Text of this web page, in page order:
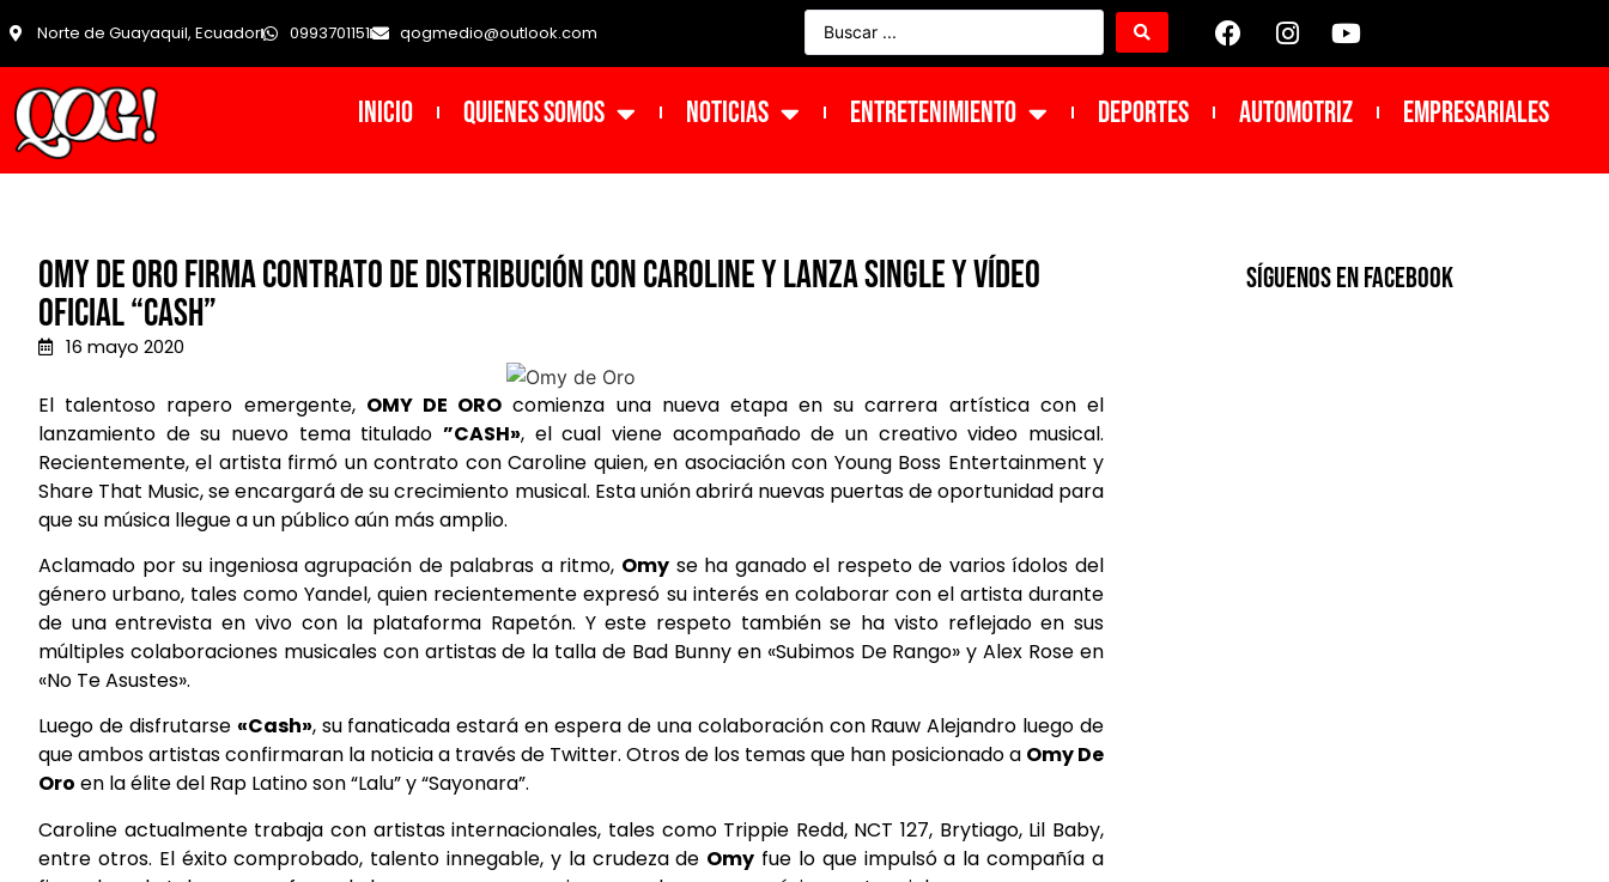
Norte de Guayaquil, Ecuador 0993701151 qogmedio@outlook.com
INICIO Quienes Somos NOTICIAS ENTRETENIMIENTO DEPORTES Automotriz Empresariales
OMY DE ORO firma contrato de distribución con Caroline y lanza single y vídeo
oficial “CASH”
16 mayo 2020
El talentoso rapero emergente, OMY DE ORO comienza una nueva etapa en su carrera artística con el
lanzamiento de su nuevo tema titulado ”CASH», el cual viene acompañado de un creativo video musical.
Recientemente, el artista firmó un contrato con Caroline quien, en asociación con Young Boss Entertainment y
Share That Music, se encargará de su crecimiento musical. Esta unión abrirá nuevas puertas de oportunidad para
que su música llegue a un público aún más amplio.
Aclamado por su ingeniosa agrupación de palabras a ritmo, Omy se ha ganado el respeto de varios ídolos del
género urbano, tales como Yandel, quien recientemente expresó su interés en colaborar con el artista durante
de una entrevista en vivo con la plataforma Rapetón. Y este respeto también se ha visto reflejado en sus
múltiples colaboraciones musicales con artistas de la talla de Bad Bunny en «Subimos De Rango» y Alex Rose en
«No Te Asustes».
Luego de disfrutarse «Cash», su fanaticada estará en espera de una colaboración con Rauw Alejandro luego de
que ambos artistas confirmaran la noticia a través de Twitter. Otros de los temas que han posicionado a Omy De
Oro en la élite del Rap Latino son “Lalu” y “Sayonara”.
Caroline actualmente trabaja con artistas internacionales, tales como Trippie Redd, NCT 127, Brytiago, Lil Baby,
entre otros. El éxito comprobado, talento innegable, y la crudeza de Omy fue lo que impulsó a la compañía a
SíGUENOS EN FACEBOOK